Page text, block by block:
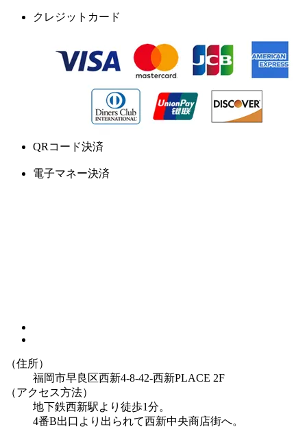
クレジットカード
QRコード決済
電子マネー決済
（住所）
福岡市早良区西新4-8-42-西新PLACE 2F
（アクセス方法）
地下鉄西新駅より徒歩1分。
4番B出口より出られて西新中央商店街へ。